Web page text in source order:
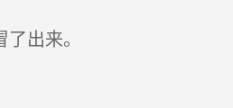
出来。